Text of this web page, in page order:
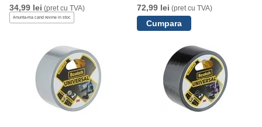
34,99 lei (pret cu TVA)
Anunta-ma cand revine in stoc
72,99 lei (pret cu TVA)